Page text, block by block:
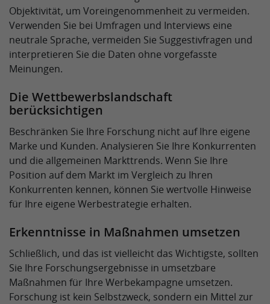
Objektivität, um Voreingenommenheit zu vermeiden.
Verwenden Sie bei Umfragen und Interviews eine
neutrale Sprache, vermeiden Sie Suggestivfragen und
interpretieren Sie die Daten ohne vorgefasste
Meinungen.
Die Wettbewerbslandschaft
berücksichtigen
Beschränken Sie Ihre Forschung nicht auf Ihre eigene
Marke und Kunden. Analysieren Sie Ihre Konkurrenten
und die allgemeinen Markttrends. Wenn Sie Ihre
Position auf dem Markt im Vergleich zu Ihren
Konkurrenten kennen, können Sie wertvolle Hinweise
für Ihre eigene Werbestrategie erhalten.
Erkenntnisse in Maßnahmen umsetzen
Schließlich, und das ist vielleicht das Wichtigste, sollten
Sie Ihre Forschungsergebnisse in umsetzbare
Maßnahmen für Ihre Werbekampagne umsetzen.
Forschung ist kein Selbstzweck, sondern ein Mittel zur